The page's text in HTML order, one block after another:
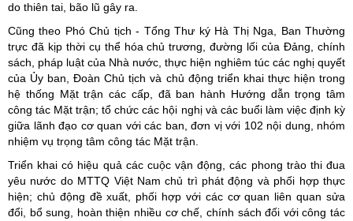
do thiên tai, bão lũ gây ra.
Cũng theo Phó Chủ tịch - Tổng Thư ký Hà Thị Nga, Ban Thường
trực đã kịp thời cụ thể hóa chủ trương, đường lối của Đảng, chính
sách, pháp luật của Nhà nước, thực hiện nghiêm túc các nghị quyết
của Ủy ban, Đoàn Chủ tịch và chủ động triển khai thực hiện trong
hệ thống Mặt trận các cấp, đã ban hành Hướng dẫn trọng tâm
công tác Mặt trận; tổ chức các hội nghị và các buổi làm việc định kỳ
giữa lãnh đạo cơ quan với các ban, đơn vị với 102 nội dung, nhóm
nhiệm vụ trọng tâm công tác Mặt trận.
Triển khai có hiệu quả các cuộc vận động, các phong trào thi đua
yêu nước do MTTQ Việt Nam chủ trì phát động và phối hợp thực
hiện; chủ động đề xuất, phối hợp với các cơ quan liên quan sửa
đổi, bổ sung, hoàn thiện nhiều cơ chế, chính sách đối với công tác